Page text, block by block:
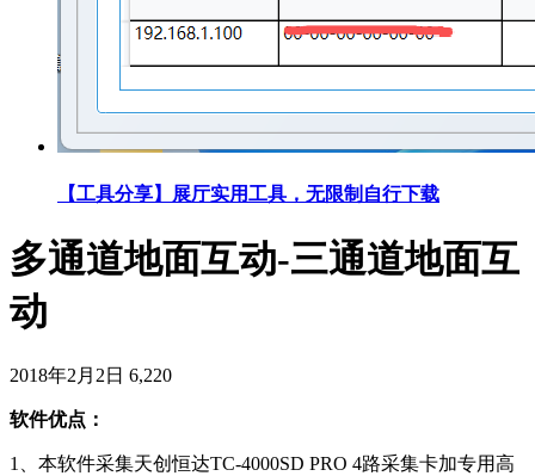
【工具分享】展厅实用工具，无限制自行下载
多通道地面互动-三通道地面互
动
2018年2月2日 6,220
软件优点：
1、本软件采集天创恒达TC-4000SD PRO 4路采集卡加专用高